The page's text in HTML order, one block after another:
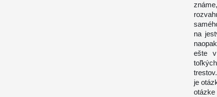
na
ešte
je
otázke